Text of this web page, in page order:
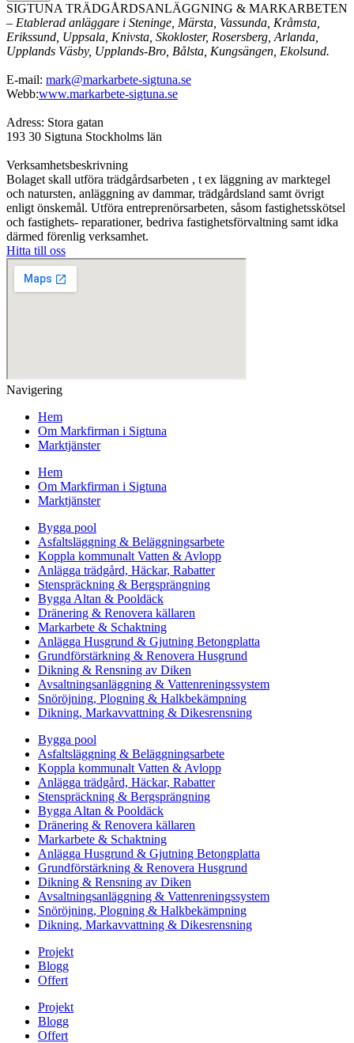
SIGTUNA TRÄDGÅRDSANLÄGGNING & MARKARBETEN
– Etablerad anläggare i Steninge, Märsta, Vassunda, Kråmsta,
Erikssund, Uppsala, Knivsta, Skokloster, Rosersberg, Arlanda,
Upplands Väsby, Upplands-Bro, Bålsta, Kungsängen, Ekolsund.
E-mail: mark@markarbete-sigtuna.se
Webb:www.markarbete-sigtuna.se
Adress: Stora gatan
193 30 Sigtuna Stockholms län
Verksamhetsbeskrivning
Bolaget skall utföra trädgårdsarbeten , t ex läggning av marktegel
och natursten, anläggning av dammar, trädgårdsland samt övrigt
enligt önskemål. Utföra entreprenörsarbeten, såsom fastighetsskötsel
och fastighets- reparationer, bedriva fastighetsförvaltning samt idka
därmed förenlig verksamhet.
Hitta till oss
Navigering
Hem
Om Markfirman i Sigtuna
Marktjänster
Hem
Om Markfirman i Sigtuna
Marktjänster
Bygga pool
Asfaltsläggning & Beläggningsarbete
Koppla kommunalt Vatten & Avlopp
Anlägga trädgård, Häckar, Rabatter
Stenspräckning & Bergsprängning
Bygga Altan & Pooldäck
Dränering & Renovera källaren
Markarbete & Schaktning
Anlägga Husgrund & Gjutning Betongplatta
Grundförstärkning & Renovera Husgrund
Dikning & Rensning av Diken
Avsaltningsanläggning & Vattenreningssystem
Snöröjning, Plogning & Halkbekämpning
Dikning, Markavvattning & Dikesrensning
Bygga pool
Asfaltsläggning & Beläggningsarbete
Koppla kommunalt Vatten & Avlopp
Anlägga trädgård, Häckar, Rabatter
Stenspräckning & Bergsprängning
Bygga Altan & Pooldäck
Dränering & Renovera källaren
Markarbete & Schaktning
Anlägga Husgrund & Gjutning Betongplatta
Grundförstärkning & Renovera Husgrund
Dikning & Rensning av Diken
Avsaltningsanläggning & Vattenreningssystem
Snöröjning, Plogning & Halkbekämpning
Dikning, Markavvattning & Dikesrensning
Projekt
Blogg
Offert
Projekt
Blogg
Offert